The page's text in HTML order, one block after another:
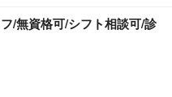
/無資格可/シフト相談可/診